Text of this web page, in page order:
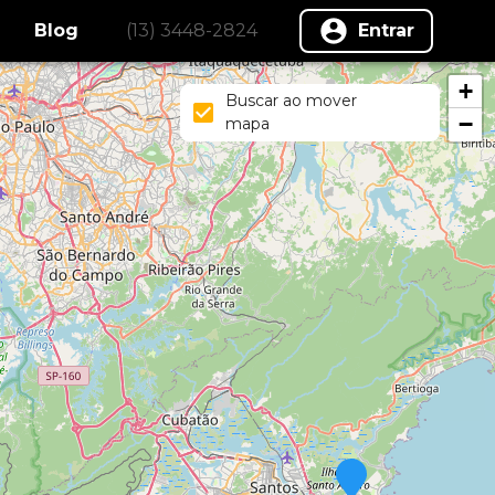
Blog (13) 3448-2824 Entrar
+
−
Buscar ao mover
mapa